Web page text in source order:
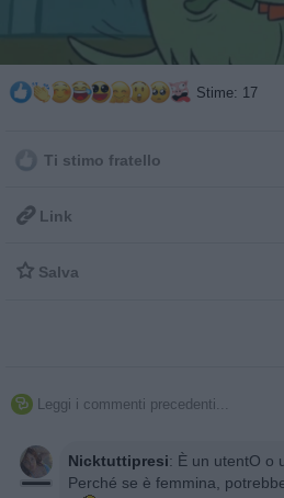
Stime: 17
Ti stimo fratello
 Link
 Salva
 Leggi i commenti precedenti...
Nicktuttipresi: È un utentO o
Perché se è femmina,